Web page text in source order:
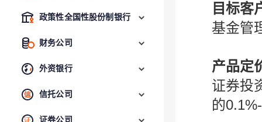
政策性全国性股份制银行
财务公司
外资银行
信托公司
证券公司
目标客
基金管
产品定
证券投
的